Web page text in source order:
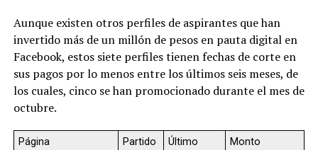
Aunque existen otros perfiles de aspirantes que han
invertido más de un millón de pesos en pauta digital en
Facebook, estos siete perfiles tienen fechas de corte en
sus pagos por lo menos entre los últimos seis meses, de
los cuales, cinco se han promocionado durante el mes de
octubre.
Página Partido
Último
Monto